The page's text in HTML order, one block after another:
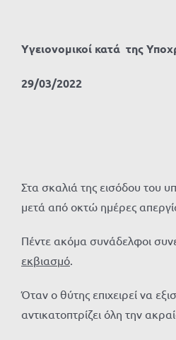
Υγειονομικοί κατά της
29/03/2022
Στα σκαλιά της εισόδου του
μετά από οκτώ ημέρες
Πέντε ακόμα συνάδελφοι
εκβιασμό.
Όταν ο θύτης επιχειρεί να
αντικατοπτρίζει όλη την